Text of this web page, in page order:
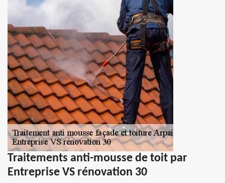
Traitements anti-mousse de toit par
Entreprise VS rénovation 30